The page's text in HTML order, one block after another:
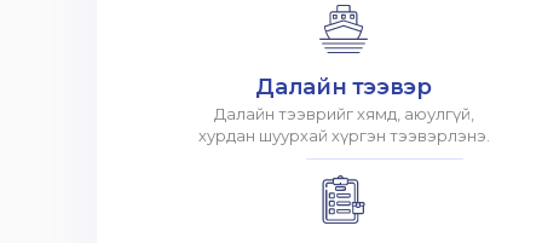
Далайн тээвэр
Далайн тээврийг хямд, аюулгүй,
хурдан шуурхай хүргэн тээвэрлэнэ.